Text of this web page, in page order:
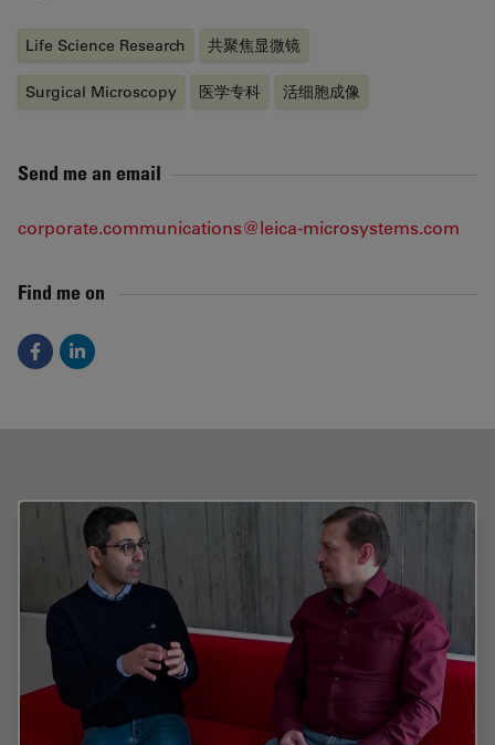
Life Science Research 共聚焦显微镜
Surgical Microscopy 医学专科 活细胞成像
Send me an email
corporate.communications@leica-microsystems.com
Find me on
FacebookLinkedIn